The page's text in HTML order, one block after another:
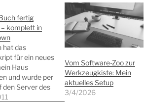
fertig
komplett in
hat das
für ein neues
Haus
und wurde per
den Server des
Es wird
Vom Software-Zoo zur
Werkzeugkiste: Mein
aktuelles Setup
3/4/2026